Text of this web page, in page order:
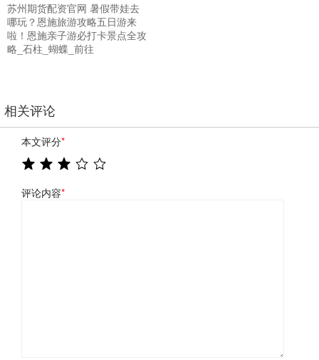
苏州期货配资官网 暑假带娃去
哪玩？恩施旅游攻略五日游来
啦！恩施亲子游必打卡景点全攻
略_石柱_蝴蝶_前往
相关评论
本文评分*
评论内容*